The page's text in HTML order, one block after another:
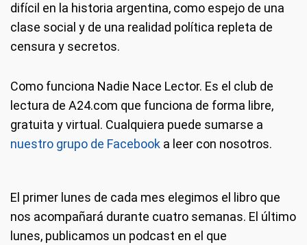
difícil en la historia argentina, como espejo de una
clase social y de una realidad política repleta de
censura y secretos.
Como funciona Nadie Nace Lector. Es el club de
lectura de A24.com que funciona de forma libre,
gratuita y virtual. Cualquiera puede sumarse a
nuestro grupo de Facebook a leer con nosotros.
El primer lunes de cada mes elegimos el libro que
nos acompañará durante cuatro semanas. El último
lunes, publicamos un podcast en el que